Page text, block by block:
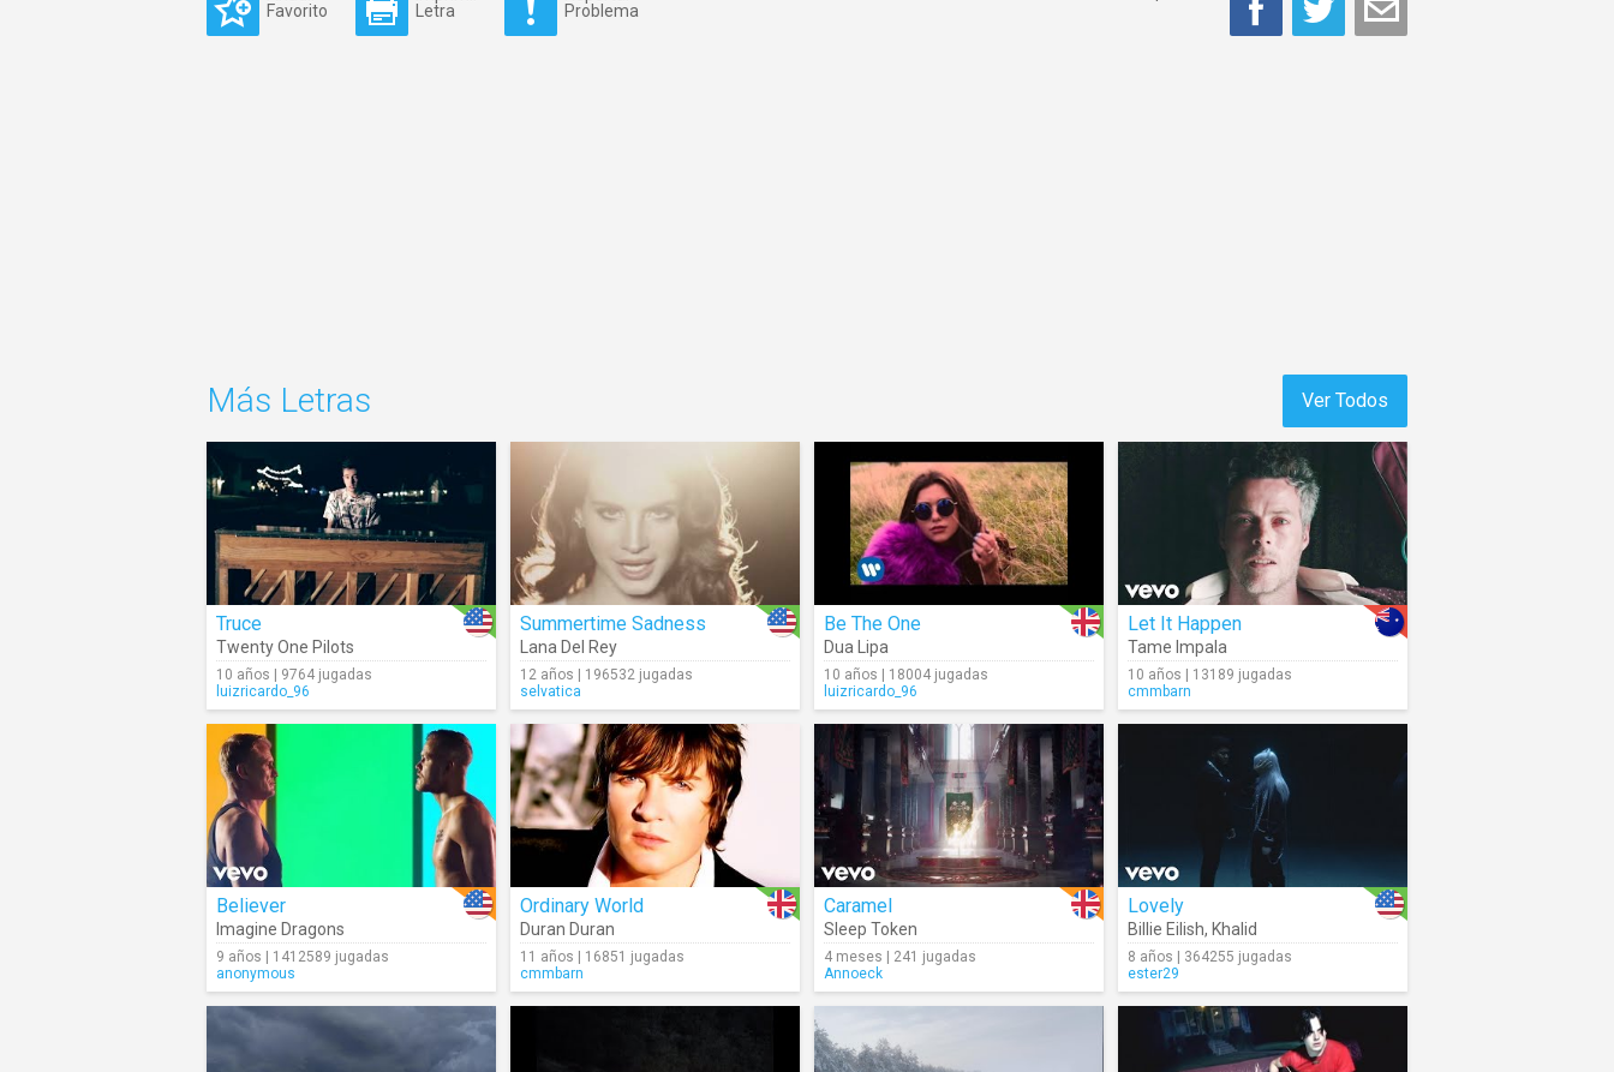
Favorito
Letra
Problema
Ver Todos
Más Letras
Truce
Twenty One Pilots
10 años | 9764 jugadas
luizricardo_96
Summertime Sadness
Lana Del Rey
12 años | 196532 jugadas
selvatica
Be The One
Dua Lipa
10 años | 18004 jugadas
luizricardo_96
Let It Happen
Tame Impala
10 años | 13189 jugadas
cmmbarn
Believer
Imagine Dragons
9 años | 1412589 jugadas
anonymous
Ordinary World
Duran Duran
11 años | 16851 jugadas
cmmbarn
Caramel
Sleep Token
4 meses | 241 jugadas
Annoeck
Lovely
Billie Eilish, Khalid
8 años | 364255 jugadas
ester29